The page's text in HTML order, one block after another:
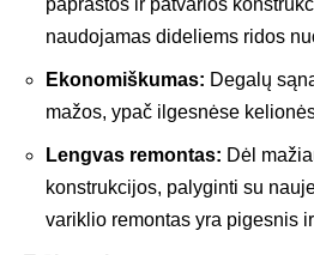
paprastos ir patvarios
naudojamas dideliems ridos
Ekonomiškumas: Degalų
mažos, ypač ilgesnėse
Lengvas remontas: Dėl
konstrukcijos, palyginti su
variklio remontas yra pigesnis